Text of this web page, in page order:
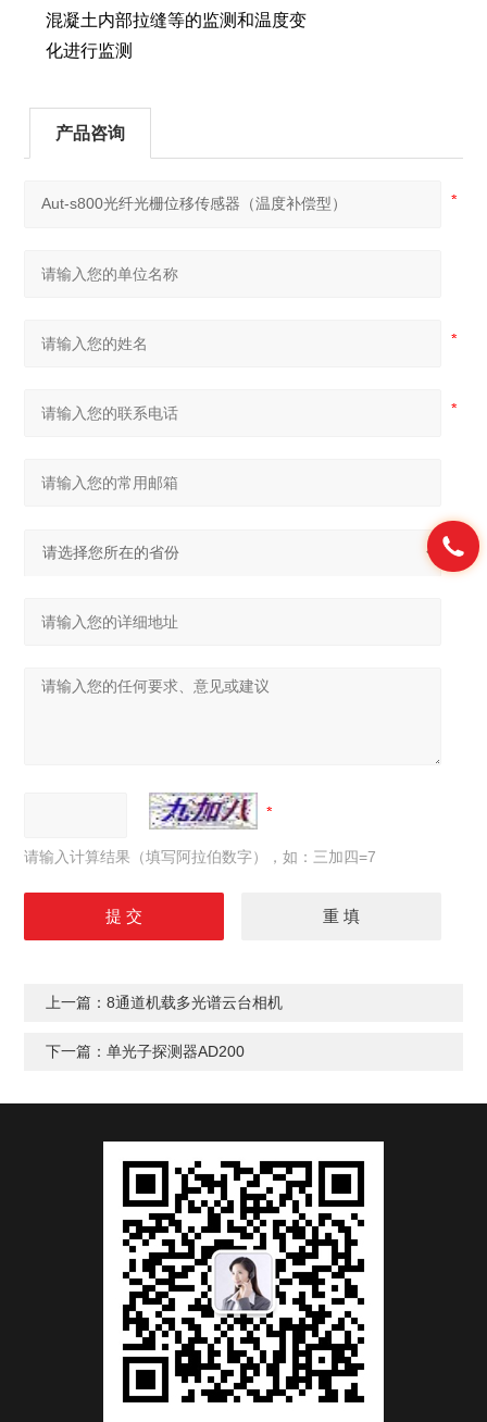
混凝土内部拉缝等的监测和温度变
化进行监测
产品咨询
请输入计算结果（填写阿拉伯数字），如：三加四=7
上一篇：8通道机载多光谱云台相机
下一篇：单光子探测器AD200